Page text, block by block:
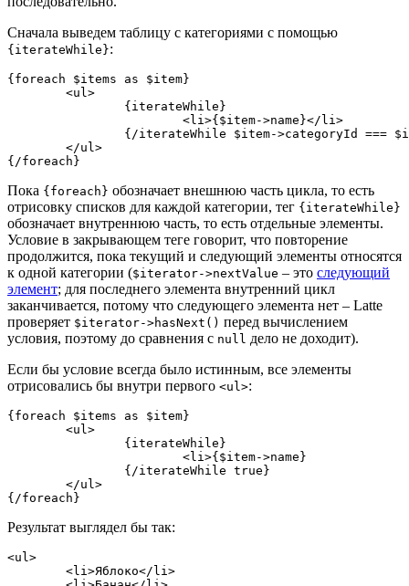
Сначала выведем таблицу с категориями с помощью
{iterateWhile}:
{foreach $items as $item}
Пока {foreach} обозначает внешнюю часть цикла, то есть
отрисовку списков для каждой категории, тег {iterateWhile}
обозначает внутреннюю часть, то есть отдельные элементы.
Условие в закрывающем теге говорит, что повторение
продолжится, пока текущий и следующий элементы относятся
к одной категории ($iterator->nextValue – это следующий
элемент; для последнего элемента внутренний цикл
заканчивается, потому что следующего элемента нет – Latte
проверяет $iterator->hasNext() перед вычислением
условия, поэтому до сравнения с null дело не доходит).
Если бы условие всегда было истинным, все элементы
отрисовались бы внутри первого <ul>:
{foreach $items as $item}
Результат выглядел бы так:
<ul>